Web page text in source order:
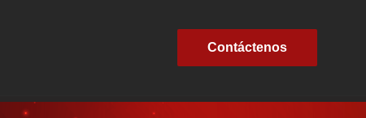
Contáctenos